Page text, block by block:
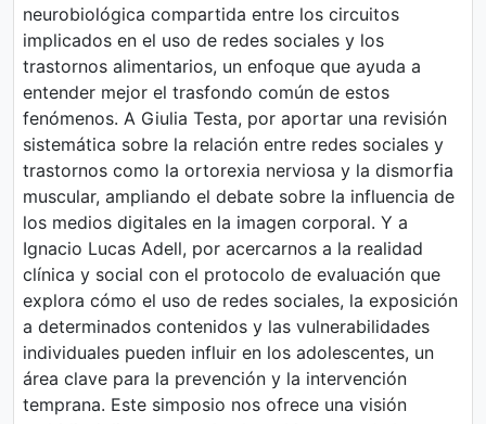
neurobiológica compartida entre los circuitos
implicados en el uso de redes sociales y los
trastornos alimentarios, un enfoque que ayuda a
entender mejor el trasfondo común de estos
fenómenos. A Giulia Testa, por aportar una revisión
sistemática sobre la relación entre redes sociales y
trastornos como la ortorexia nerviosa y la dismorfia
muscular, ampliando el debate sobre la influencia de
los medios digitales en la imagen corporal. Y a
Ignacio Lucas Adell, por acercarnos a la realidad
clínica y social con el protocolo de evaluación que
explora cómo el uso de redes sociales, la exposición
a determinados contenidos y las vulnerabilidades
individuales pueden influir en los adolescentes, un
área clave para la prevención y la intervención
temprana. Este simposio nos ofrece una visión